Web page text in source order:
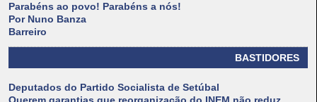
Parabéns ao povo! Parabéns a nós!
Por Nuno Banza
Barreiro
BASTIDORES
Deputados do Partido Socialista de Setúbal